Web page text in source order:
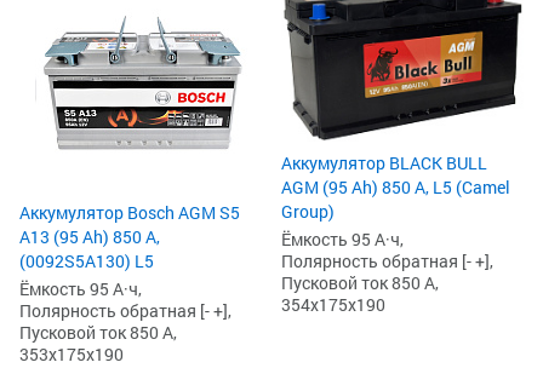
Аккумулятор Bosch AGM S5
А13 (95 Ah) 850 А,
(0092S5A130) L5
Ёмкость 95 А·ч,
Полярность обратная [- +],
Пусковой ток 850 А,
353x175x190
Аккумулятор BLACK BULL
AGM (95 Ah) 850 А, L5 (Camel
Group)
Ёмкость 95 А·ч,
Полярность обратная [- +],
Пусковой ток 850 А,
354x175x190